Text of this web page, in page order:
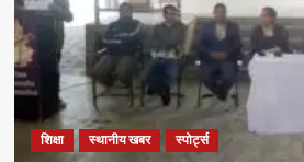
शिक्षा स्थानीय खबर स्पोर्ट्स